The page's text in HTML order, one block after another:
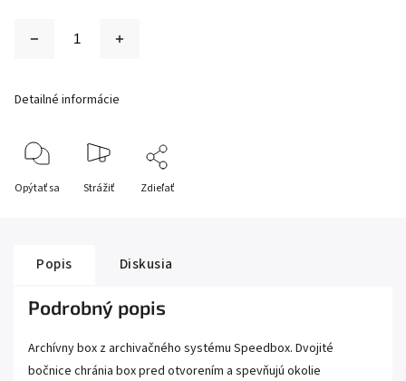
Detailné informácie
Opýtať sa Strážiť Zdieľať
Popis Diskusia
Podrobný popis
Archívny box z archivačného systému Speedbox. Dvojité
bočnice chránia box pred otvorením a spevňujú okolie